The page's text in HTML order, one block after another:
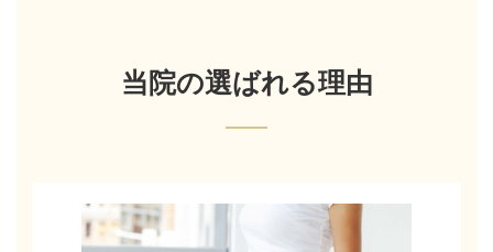
当院の選ばれる理由